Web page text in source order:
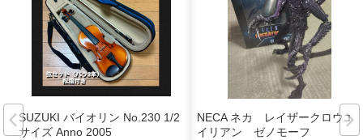
SUZUKI バイオリン No.230 1/2
サイズ Anno 2005
NECA ネカ レイザークロウエ
イリアン ゼノモーフ